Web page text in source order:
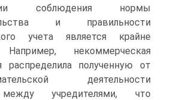
соблюдения нормы
и правильности
учета является крайне
некоммерческая
распределила полученную от
деятельности
учредителями, что